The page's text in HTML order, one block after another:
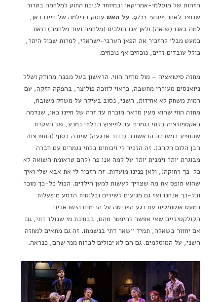
הזהות של מוסלמי-אמריקאי ובמיוחד לנוכח החוק למלחמה בטרור
שנוצר לאחר פיגועי 9/11.
על האש עוסק בדילמה של חיינו כאן,
למה באנו (שואה) ולאן אנו הולכים (מלחמה ועוד מלחמה) וזאת
כמעט מבלי להזכיר את הפאן הערבי-ישראלי, למרות שכול היתר,
כולל עובדים זרים, נוכחים אף נוכחים.
מחזה סיטואציה – מול מחזה הווי. הראשון בעל מבנה מהודק ושלל
ניואנסים מעוררי מחשבה, כראוי לזוכה פוליצר, בהפקה חזקה, עם
רמות משחק לא אחידות, השני, נסוב בעיקר על משחק משובח,
מחזה הווי שהוא מעין מראה מוכרת עד זרה של חיינו כאן, שנדמה
כאקספוזציה בלתי נגמרת עד לפיצוץ הבלתי נמנע, של האקדח
שהופיע במערכה הראשונה (כדור ארגעה) שיורה בסוף (התפרצות
הבן הלום הקרב). זה הזכיר לי ויכוחים בלתי נגמרים עם חברה
מבוגרת יותר וימנית יותר על למה אנו פה (להם טראומת השואה לא
כל-כך רחוקה), ולאן פנינו מועדות. זה הזכיר לי את אבא שלי ואיך
שהוא תופס את מה שצריך לעשות למען הילדים. הכול כל-כך מוכר
וכל-כך אנחנו ואז גם מגיעים לשירים ובלוטות הדמע מופעלות
כמעט אוטומטית עם רגע הפריטה על הנימים הישראלים
הקולקטיביים שאי אפשר להיפטר מהם, בבחינת מי שנולד דתי, גם
אם יחזור בשאלה, תמיד יישאר דתי בנשמתו. זה גם מתאים למחזה
השני, על המוסלמים. גם הם לא יכולים לברוח ממי שהם, כנראה.